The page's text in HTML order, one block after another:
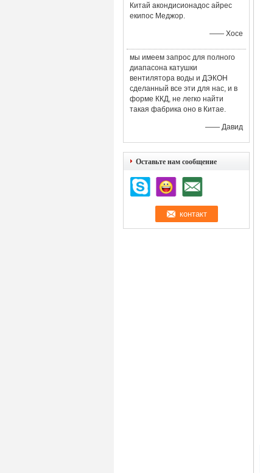
Китай акондисионадос айрес
екипос Меджор.
—— Хосе
мы имеем запрос для полного
диапасона катушки
вентилятора воды и ДЭКОН
сделанный все эти для нас, и в
форме ККД, не легко найти
такая фабрика оно в Китае.
—— Давид
Оставьте нам сообщение